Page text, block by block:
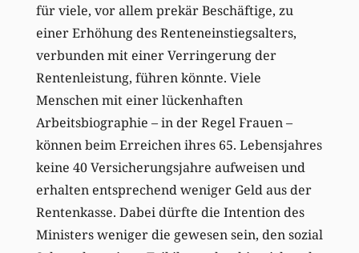
für viele, vor allem prekär Beschäftige, zu
einer Erhöhung des Renteneinstiegsalters,
verbunden mit einer Verringerung der
Rentenleistung, führen könnte. Viele
Menschen mit einer lückenhaften
Arbeitsbiographie – in der Regel Frauen –
können beim Erreichen ihres 65. Lebensjahres
keine 40 Versicherungsjahre aufweisen und
erhalten entsprechend weniger Geld aus der
Rentenkasse. Dabei dürfte die Intention des
Ministers weniger die gewesen sein, den sozial